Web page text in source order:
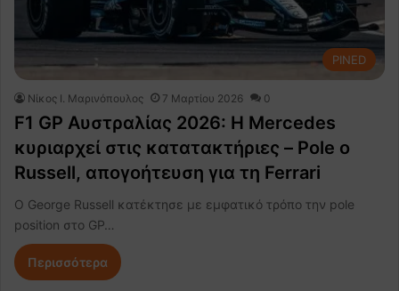
PINED
Nίκος Ι. Mαρινόπουλος 7 Μαρτίου 2026 0
F1 GP Αυστραλίας 2026: Η Mercedes
κυριαρχεί στις κατατακτήριες – Pole ο
Russell, απογοήτευση για τη Ferrari
Ο George Russell κατέκτησε με εμφατικό τρόπο την pole
position στο GP…
Περισσότερα